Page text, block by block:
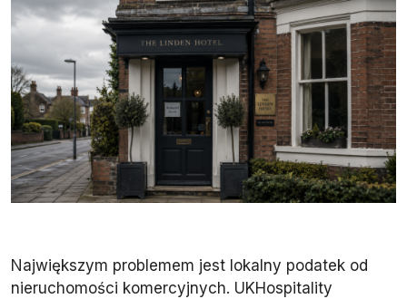
Największym problemem jest lokalny podatek od
nieruchomości komercyjnych. UKHospitality